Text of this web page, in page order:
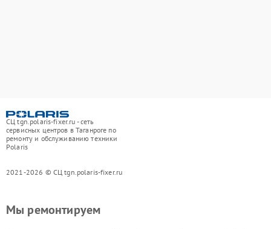
СЦ tgn.polaris-fixer.ru - сеть
сервисных центров в Таганроге по
ремонту и обслуживанию техники
Polaris
2021-2026 © СЦ tgn.polaris-fixer.ru
Мы ремонтируем